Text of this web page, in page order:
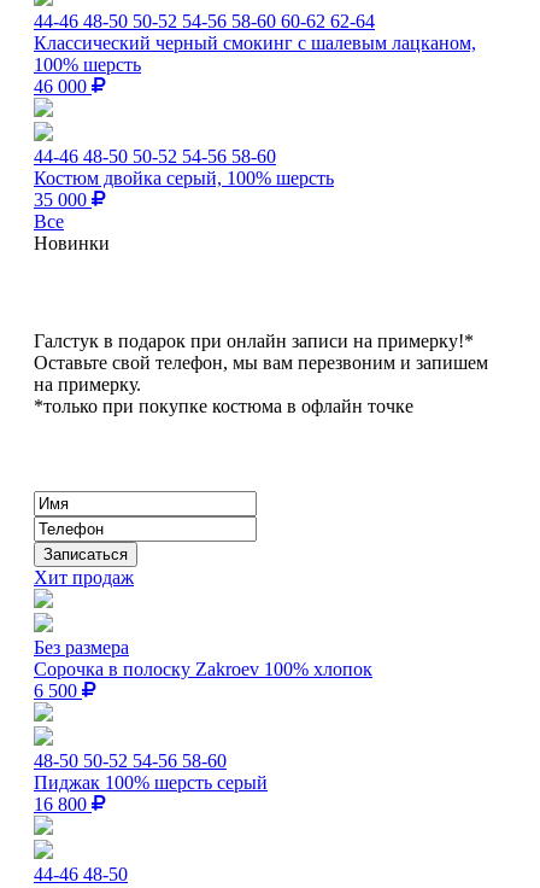
44-46 48-50 50-52 54-56 58-60 60-62 62-64
Классический черный смокинг с шалевым лацканом,
100% шерсть
46 000
44-46 48-50 50-52 54-56 58-60
Костюм двойка серый, 100% шерсть
35 000
Все
Новинки
Галстук в подарок при онлайн записи на примерку!*
Оставьте свой телефон, мы вам перезвоним и запишем
на примерку.
*только при покупке костюма в офлайн точке
Хит продаж
Без размера
Сорочка в полоску Zakroev 100% хлопок
6 500
48-50 50-52 54-56 58-60
Пиджак 100% шерсть серый
16 800
44-46 48-50